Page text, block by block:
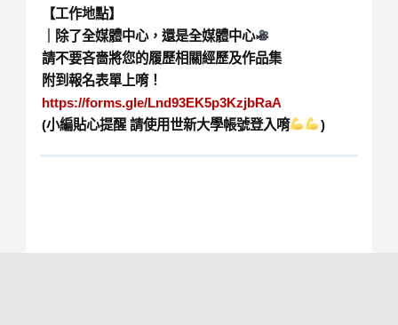
【工作地點】
｜除了全媒體中心，還是全媒體中心
請不要吝嗇將您的履歷相關經歷及作品集
附到報名表單上唷！
https://forms.gle/Lnd93EK5p3KzjbRaA
(小編貼心提醒 請使用世新大學帳號登入唷
)